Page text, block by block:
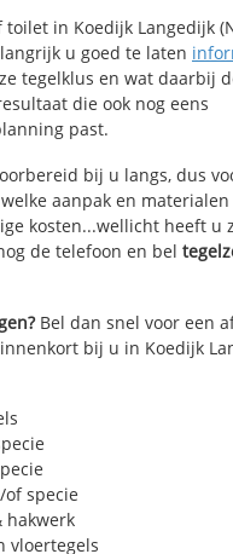
in Koedijk Langedijk
u goed te laten
tegelklus en wat daarbij
die ook nog eens
past.
bij u langs, dus
aanpak en
kosten...wellicht heeft u
de telefoon en bel
Bel dan snel voor een
bij u in Koedijk
specie
hakwerk
vloertegels